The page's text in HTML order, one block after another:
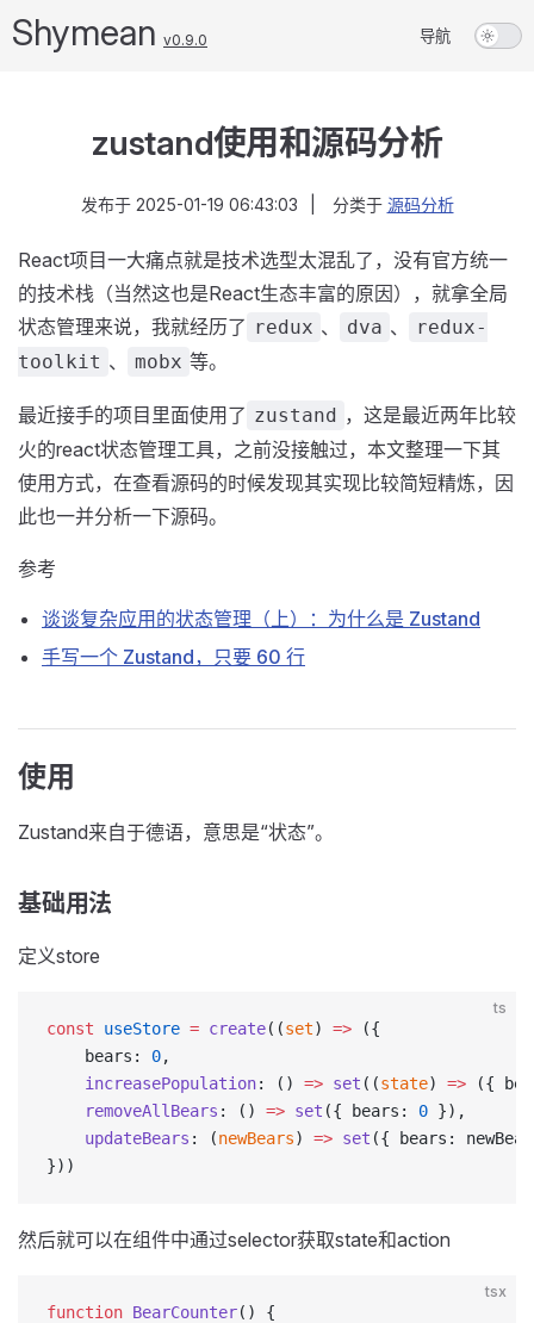
Shymean v0.9.0 导航
zustand使用和源码分析
发布于 2025-01-19 06:43:03 分类于 源码分析
React项目一大痛点就是技术选型太混乱了，没有官方统一
的技术栈（当然这也是React生态丰富的原因），就拿全局
状态管理来说，我就经历了 redux 、 dva 、
redux-
toolkit 、 mobx 等。
最近接手的项目里面使用了 zustand ，这是最近两年比较
火的react状态管理工具，之前没接触过，本文整理一下其
使用方式，在查看源码的时候发现其实现比较简短精炼，因
此也一并分析一下源码。
参考
谈谈复杂应用的状态管理（上）：为什么是 Zustand
手写一个 Zustand，只要 60 行
使用
Zustand来自于德语，意思是“状态”。
基础用法
定义store
ts
const useStore = create((set) => ({
    bears:
0,
    increasePopulation
: () => set ((state) => ({
    removeAllBears
: () => set ({ bears: 0 }),
    updateBears
: (newBears) => set ({ bears:
}))
然后就可以在组件中通过selector获取state和action
tsx
function BearCounter() {